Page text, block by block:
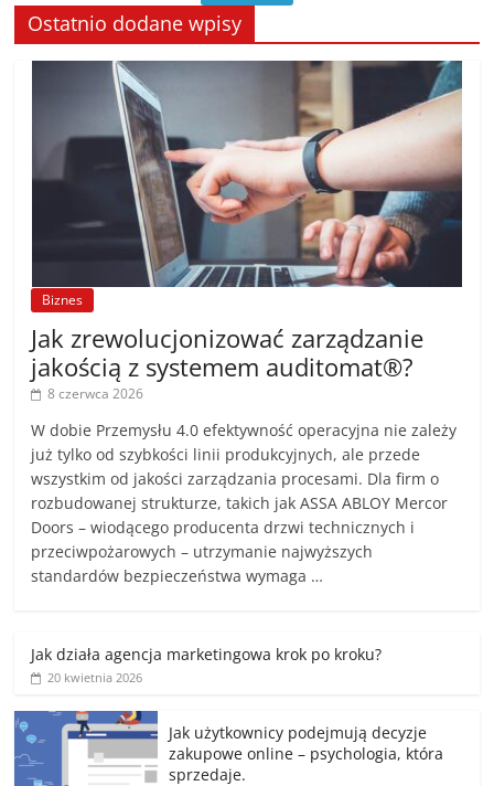
Ostatnio dodane wpisy
Biznes
Jak zrewolucjonizować zarządzanie
jakością z systemem auditomat®?
8 czerwca 2026
W dobie Przemysłu 4.0 efektywność operacyjna nie zależy
już tylko od szybkości linii produkcyjnych, ale przede
wszystkim od jakości zarządzania procesami. Dla firm o
rozbudowanej strukturze, takich jak ASSA ABLOY Mercor
Doors – wiodącego producenta drzwi technicznych i
przeciwpożarowych – utrzymanie najwyższych
standardów bezpieczeństwa wymaga …
Jak działa agencja marketingowa krok po kroku?
20 kwietnia 2026
Jak użytkownicy podejmują decyzje
zakupowe online – psychologia, która
sprzedaje.